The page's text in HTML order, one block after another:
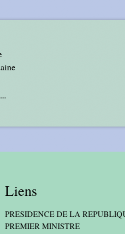
Liens
PRESIDENCE DE LA
PREMIER MINISTRE